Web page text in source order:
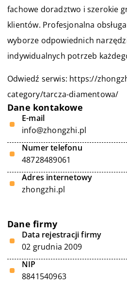
fachowe doradztwo i szerokie
klientów. Profesjonalna
wyborze odpowiednich
indywidualnych potrzeb
Odwiedź serwis: https://
category/tarcza-diamentowa/
Dane kontakowe
E-mail
info@zhongzhi.pl
Numer telefonu
48728489061
Adres internetowy
zhongzhi.pl
Dane firmy
Data rejestracji firmy
02 grudnia 2009
NIP
8841540963